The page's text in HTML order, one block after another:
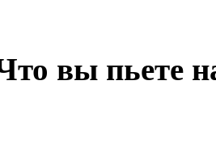
вы пьете